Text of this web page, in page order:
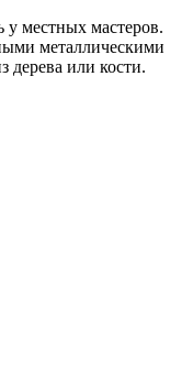
местных мастеров.
металлическими
дерева или кости.